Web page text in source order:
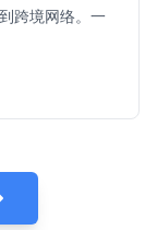
跨境网络。一